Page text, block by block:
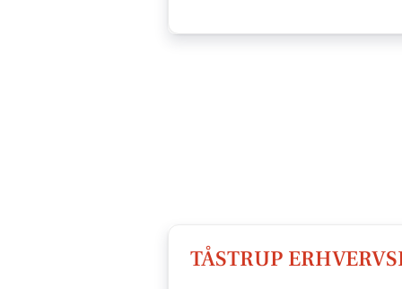
TÅSTRUP